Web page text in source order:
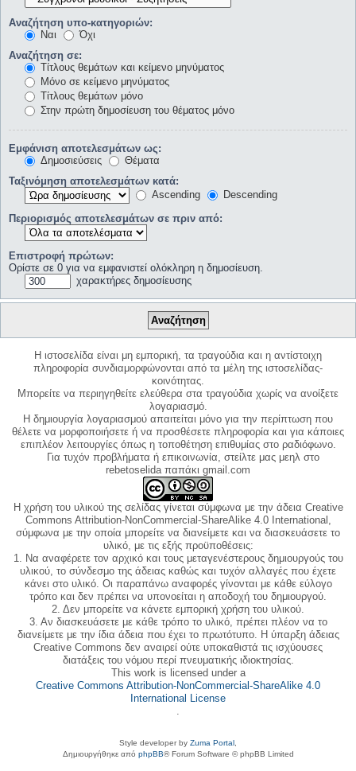
Αναζήτηση υπο-κατηγοριών:
Ναι
Όχι
Αναζήτηση σε:
Τίτλους θεμάτων και κείμενο μηνύματος
Μόνο σε κείμενο μηνύματος
Τίτλους θεμάτων μόνο
Στην πρώτη δημοσίευση του θέματος μόνο
Εμφάνιση αποτελεσμάτων ως:
Δημοσιεύσεις
Θέματα
Ταξινόμηση αποτελεσμάτων κατά:
Ascending
Descending
Περιορισμός αποτελεσμάτων σε πριν από:
Επιστροφή πρώτων:
Ορίστε σε 0 για να εμφανιστεί ολόκληρη η δημοσίευση.
χαρακτήρες δημοσίευσης
Η ιστοσελίδα είναι μη εμπορική, τα τραγούδια και η αντίστοιχη
πληροφορία συνδιαμορφώνονται από τα μέλη της ιστοσελίδας-
κοινότητας.
Μπορείτε να περιηγηθείτε ελεύθερα στα τραγούδια χωρίς να ανοίξετε
λογαριασμό.
Η δημιουργία λογαριασμού απαιτείται μόνο για την περίπτωση που
θέλετε να μορφοποιήσετε ή να προσθέσετε πληροφορία και για κάποιες
επιπλέον λειτουργίες όπως η τοποθέτηση επιθυμίας στο ραδιόφωνο.
Για τυχόν προβλήματα ή επικοινωνία, στείλτε μας μεηλ στο
rebetoselida παπάκι gmail.com
Η χρήση του υλικού της σελίδας γίνεται σύμφωνα με την άδεια Creative
Commons Attribution-NonCommercial-ShareAlike 4.0 International,
σύμφωνα με την οποία μπορείτε να διανείμετε και να διασκευάσετε το
υλικό, με τις εξής προϋποθέσεις:
1. Να αναφέρετε τον αρχικό και τους μεταγενέστερους δημιουργούς του
υλικού, το σύνδεσμο της άδειας καθώς και τυχόν αλλαγές που έχετε
κάνει στο υλικό. Οι παραπάνω αναφορές γίνονται με κάθε εύλογο
τρόπο και δεν πρέπει να υπονοείται η αποδοχή του δημιουργού.
2. Δεν μπορείτε να κάνετε εμπορική χρήση του υλικού.
3. Αν διασκευάσετε με κάθε τρόπο το υλικό, πρέπει πλέον να το
διανείμετε με την ίδια άδεια που έχει το πρωτότυπο. Η ύπαρξη άδειας
Creative Commons δεν αναιρεί ούτε υποκαθιστά τις ισχύουσες
διατάξεις του νόμου περί πνευματικής ιδιοκτησίας.
This work is licensed under a
Creative Commons Attribution-NonCommercial-ShareAlike 4.0
International License
Style developer by Zuma Portal ,
Δημιουργήθηκε από phpBB® Forum Software © phpBB Limited